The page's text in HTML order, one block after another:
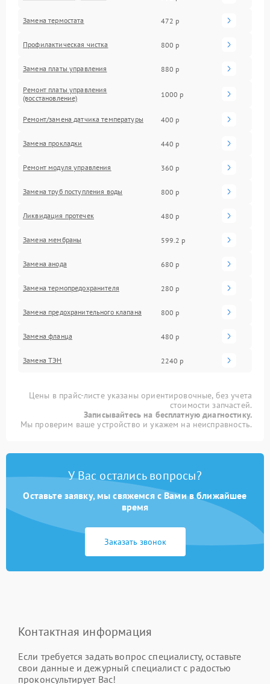
Замена термостата 472 р
Профилактическая чистка 800 р
Замена платы управления 880 р
Ремонт платы управления
(восстановление)
1000 р
Ремонт/замена датчика температуры 400 р
Замена прокладки 440 р
Ремонт модуля управления 360 р
Замена труб поступления воды 800 р
Ликвидация протечек 480 р
Замена мембраны 599.2 р
Замена анода 680 р
Замена термопредохранителя 280 р
Замена предохранительного клапана 800 р
Замена фланца 480 р
Замена ТЭН 2240 р
Цены в прайс-листе указаны ориентировочные, без учета
стоимости запчастей.
Записывайтесь на бесплатную диагностику.
Мы проверим ваше устройство и укажем на неисправность.
У Вас остались вопросы?
Оставьте заявку, мы свяжемся с Вами в ближайшее
время
Заказать звонок
Контактная информация
Если требуется задать вопрос специалисту, оставьте
свои данные и дежурный специалист с радостью
проконсультирует Вас!